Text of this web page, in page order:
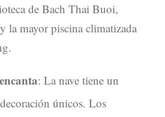
de Bach Thai Buoi,
la mayor piscina climatizada
: La nave tiene un
únicos. Los